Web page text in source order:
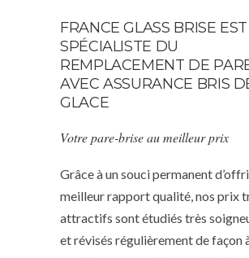
FRANCE GLASS BRISE
SPÉCIALISTE DU
REMPLACEMENT DE
AVEC ASSURANCE BRIS
GLACE
Votre pare-brise au meilleur prix
Grâce à un souci permanent
meilleur rapport qualité, nos prix
attractifs sont étudiés très
et révisés régulièrement de façon